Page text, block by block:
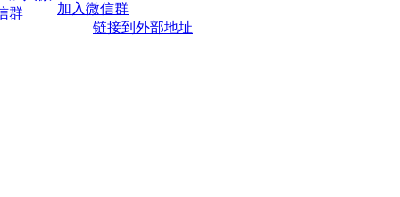
加入微信群
链接到外部地址